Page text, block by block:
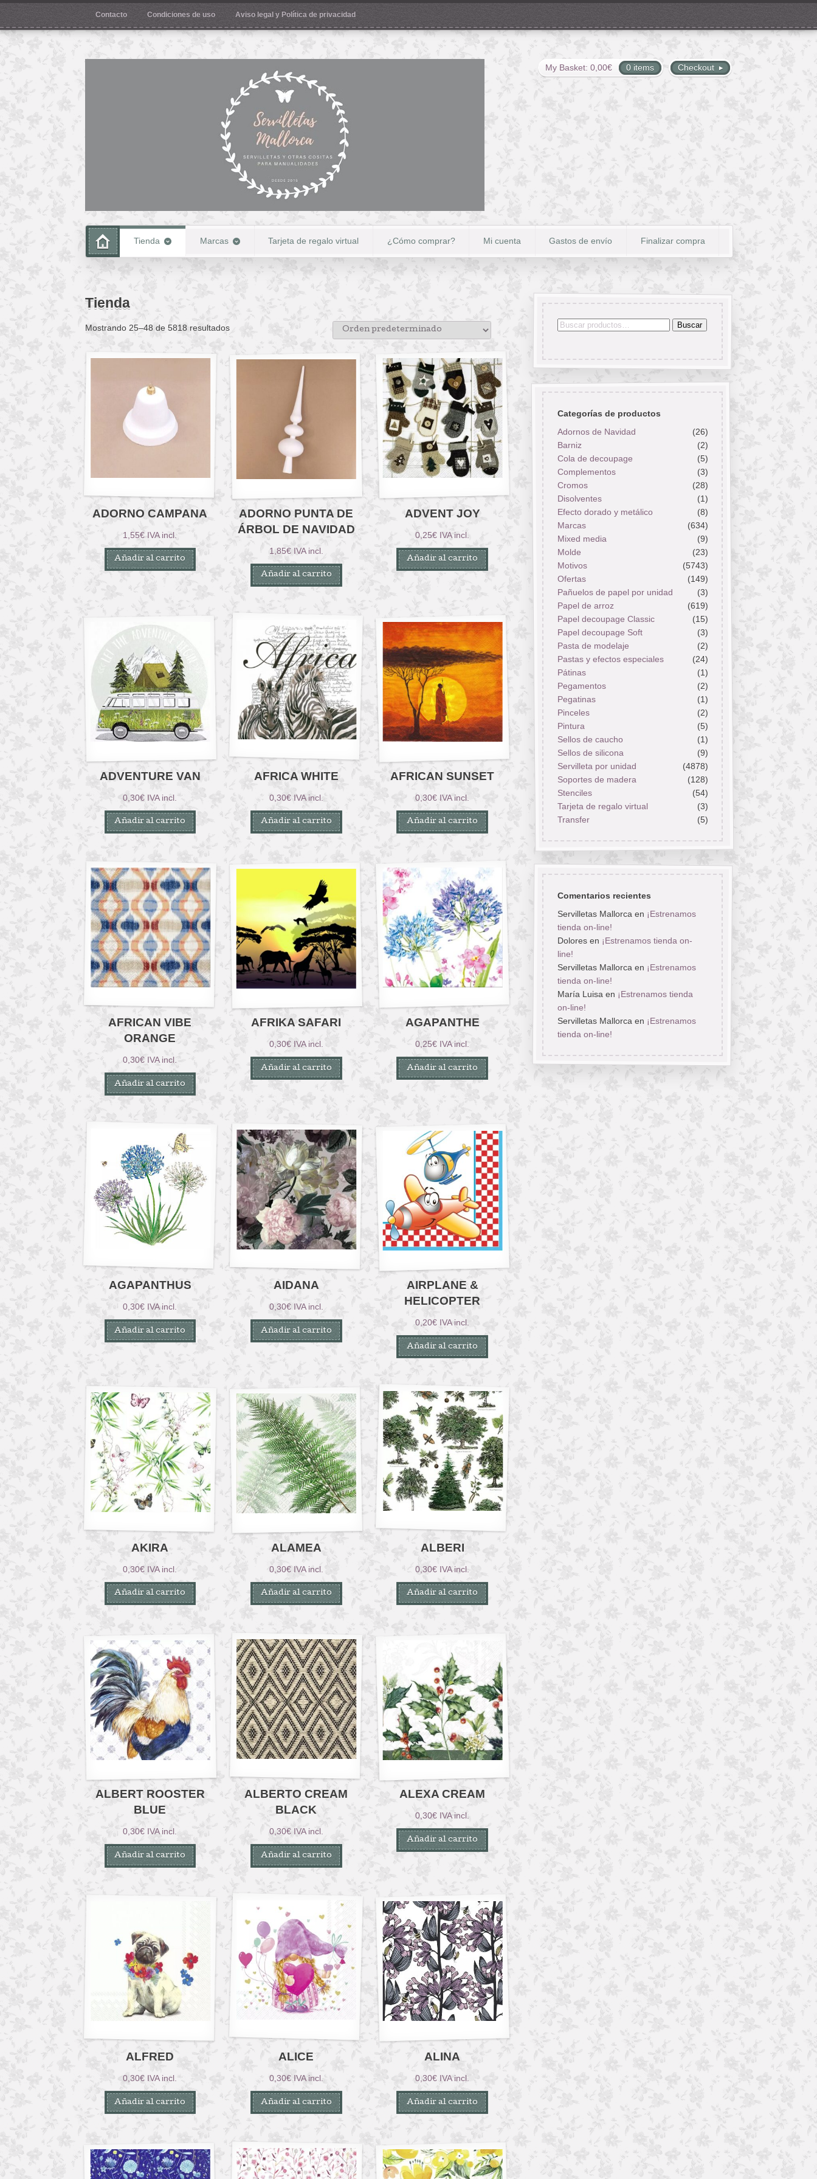
Contacto Condiciones de uso Aviso legal y Política de privacidad
Checkout
My Basket: 0,00€ 0 items
Tienda Marcas Tarjeta de regalo virtual ¿Cómo comprar? Mi cuenta Gastos de envío Finalizar compra
Tienda
Mostrando 25–48 de 5818 resultados
ADORNO CAMPANA
1,55€ IVA incl.
Añadir al carrito
ADORNO PUNTA DE
ÁRBOL DE NAVIDAD
1,85€ IVA incl.
Añadir al carrito
ADVENT JOY
0,25€ IVA incl.
Añadir al carrito
ADVENTURE VAN
0,30€ IVA incl.
Añadir al carrito
AFRICA WHITE
0,30€ IVA incl.
Añadir al carrito
AFRICAN SUNSET
0,30€ IVA incl.
Añadir al carrito
AFRICAN VIBE
ORANGE
0,30€ IVA incl.
Añadir al carrito
AFRIKA SAFARI
0,30€ IVA incl.
Añadir al carrito
AGAPANTHE
0,25€ IVA incl.
Añadir al carrito
AGAPANTHUS
0,30€ IVA incl.
Añadir al carrito
AIDANA
0,30€ IVA incl.
Añadir al carrito
AIRPLANE &
HELICOPTER
0,20€ IVA incl.
Añadir al carrito
AKIRA
0,30€ IVA incl.
Añadir al carrito
ALAMEA
0,30€ IVA incl.
Añadir al carrito
ALBERI
0,30€ IVA incl.
Añadir al carrito
ALBERT ROOSTER
BLUE
0,30€ IVA incl.
Añadir al carrito
ALBERTO CREAM
BLACK
0,30€ IVA incl.
Añadir al carrito
ALEXA CREAM
0,30€ IVA incl.
Añadir al carrito
ALFRED
0,30€ IVA incl.
Añadir al carrito
ALICE
0,30€ IVA incl.
Añadir al carrito
ALINA
0,30€ IVA incl.
Añadir al carrito
Buscar
Buscar
Categorías de productos
Adornos de Navidad
(26)
Barniz
(2)
Cola de decoupage
(5)
Complementos
(3)
Cromos
(28)
Disolventes
(1)
Efecto dorado y metálico
(8)
Marcas
(634)
Mixed media
(9)
Molde
(23)
Motivos
(5743)
Ofertas
(149)
Pañuelos de papel por unidad
(3)
Papel de arroz
(619)
Papel decoupage Classic
(15)
Papel decoupage Soft
(3)
Pasta de modelaje
(2)
Pastas y efectos especiales
(24)
Pátinas
(1)
Pegamentos
(2)
Pegatinas
(1)
Pinceles
(2)
Pintura
(5)
Sellos de caucho
(1)
Sellos de silicona
(9)
Servilleta por unidad
(4878)
Soportes de madera
(128)
Stenciles
(54)
Tarjeta de regalo virtual
(3)
Transfer
(5)
Comentarios recientes
Servilletas Mallorcaen ¡Estrenamos
tienda on-line!
Doloresen ¡Estrenamos tienda on-
line!
Servilletas Mallorcaen ¡Estrenamos
tienda on-line!
María Luisaen ¡Estrenamos tienda
on-line!
Servilletas Mallorcaen ¡Estrenamos
tienda on-line!